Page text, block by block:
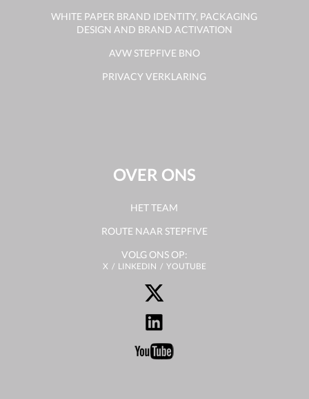
WHITE PAPER BRAND IDENTITY, PACKAGING
DESIGN AND BRAND ACTIVATION
AVW STEPFIVE BNO
PRIVACY VERKLARING
OVER ONS
HET TEAM
ROUTE NAAR STEPFIVE
VOLG ONS OP:
X LINKEDIN YOUTUBE